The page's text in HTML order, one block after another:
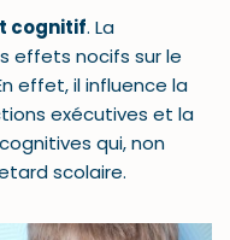
cognitif. La
effets nocifs sur le
effet, il influence la
exécutives et la
qui, non
scolaire.